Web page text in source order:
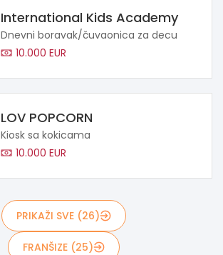
International Kids Academy
Dnevni boravak/čuvaonica za decu
10.000 EUR
LOV POPCORN
Kiosk sa kokicama
10.000 EUR
PRIKAŽI SVE (26)
FRANŠIZE (25)